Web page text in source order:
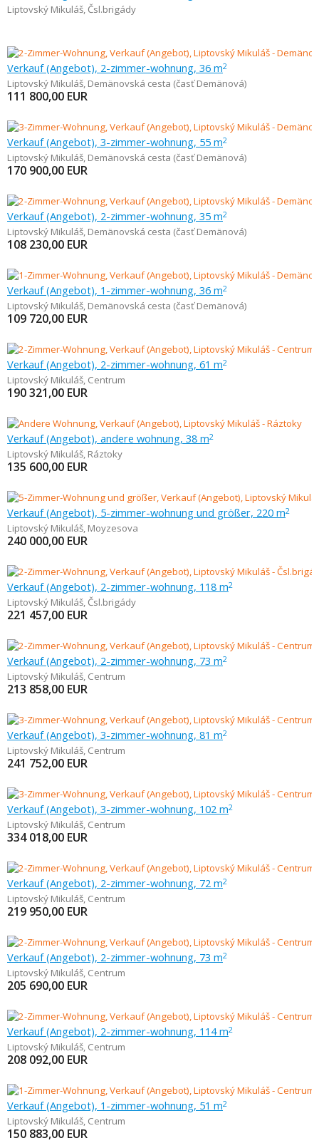
Liptovský Mikuláš, Čsl.brigády
Verkauf (Angebot), 2-zimmer-wohnung, 36 m2
Liptovský Mikuláš, Demänovská cesta (časť Demänová)
111 800,00 EUR
Verkauf (Angebot), 3-zimmer-wohnung, 55 m2
Liptovský Mikuláš, Demänovská cesta (časť Demänová)
170 900,00 EUR
Verkauf (Angebot), 2-zimmer-wohnung, 35 m2
Liptovský Mikuláš, Demänovská cesta (časť Demänová)
108 230,00 EUR
Verkauf (Angebot), 1-zimmer-wohnung, 36 m2
Liptovský Mikuláš, Demänovská cesta (časť Demänová)
109 720,00 EUR
Verkauf (Angebot), 2-zimmer-wohnung, 61 m2
Liptovský Mikuláš, Centrum
190 321,00 EUR
Verkauf (Angebot), andere wohnung, 38 m2
Liptovský Mikuláš, Ráztoky
135 600,00 EUR
Verkauf (Angebot), 5-zimmer-wohnung und größer, 220 m2
Liptovský Mikuláš, Moyzesova
240 000,00 EUR
Verkauf (Angebot), 2-zimmer-wohnung, 118 m2
Liptovský Mikuláš, Čsl.brigády
221 457,00 EUR
Verkauf (Angebot), 2-zimmer-wohnung, 73 m2
Liptovský Mikuláš, Centrum
213 858,00 EUR
Verkauf (Angebot), 3-zimmer-wohnung, 81 m2
Liptovský Mikuláš, Centrum
241 752,00 EUR
Verkauf (Angebot), 3-zimmer-wohnung, 102 m2
Liptovský Mikuláš, Centrum
334 018,00 EUR
Verkauf (Angebot), 2-zimmer-wohnung, 72 m2
Liptovský Mikuláš, Centrum
219 950,00 EUR
Verkauf (Angebot), 2-zimmer-wohnung, 73 m2
Liptovský Mikuláš, Centrum
205 690,00 EUR
Verkauf (Angebot), 2-zimmer-wohnung, 114 m2
Liptovský Mikuláš, Centrum
208 092,00 EUR
Verkauf (Angebot), 1-zimmer-wohnung, 51 m2
Liptovský Mikuláš, Centrum
150 883,00 EUR